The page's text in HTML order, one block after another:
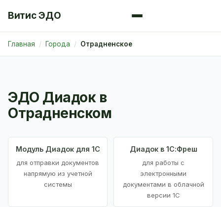
Витис ЭДО
Главная Города Отрадненское
ЭДО Диадок в
Отрадненском
Модуль Диадок для 1С
для отправки документов
напрямую из учетной
системы
Диадок в 1С:Фреш
для работы с
электронными
документами в облачной
версии 1С